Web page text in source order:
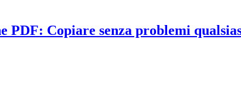
PDF: Copiare senza problemi